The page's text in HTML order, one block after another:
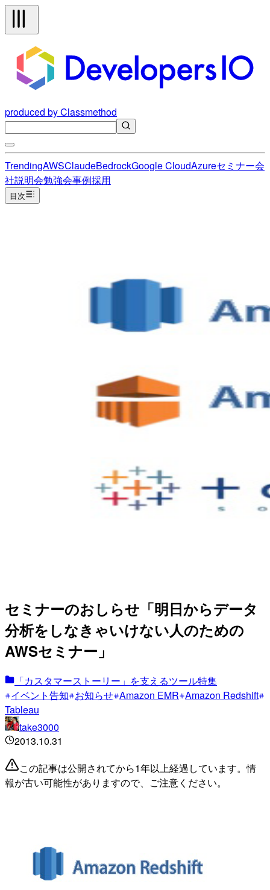
produced by Classmethod
TrendingAWSClaudeBedrockGoogle CloudAzureセミナー会
社説明会勉強会事例採用
目次
セミナーのおしらせ「明日からデータ
分析をしなきゃいけない人のための
AWSセミナー」
「カスタマーストーリー」を支えるツール特集
イベント告知 お知らせ Amazon EMR Amazon Redshift
Tableau
take3000
2013.10.31
この記事は公開されてから1年以上経過しています。情
報が古い可能性がありますので、ご注意ください。